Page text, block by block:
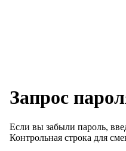
Запрос
Если вы забыли пароль,
Контрольная строка для